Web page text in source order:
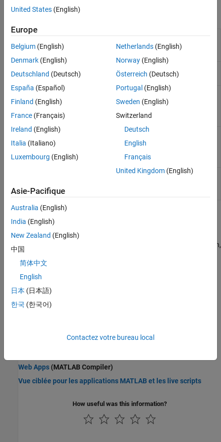
Fonctions
matlab.apputil.package
Package app files
into an
MLAPPINSTALL file
matlab.apputil.run
Run app installed
from an
matlab.apputil.getInstalledAppInfo
Uninstall app
Rubriques
Get and Create Apps
Find apps that come with your installed products, create your own,
or get apps as add-ons from the MATLAB File Exchange.
Ways to Share Apps
Share your packaged apps with others.
Package Apps in App Designer
Web Apps (MATLAB Compiler)
Vue ciblée pour les applications MATLAB et les live scripts
How useful was this information?
United States (English)
Europe
Belgium (English)
Denmark (English)
Deutschland (Deutsch)
España (Español)
Finland (English)
France (Français)
Ireland (English)
Italia (Italiano)
Luxembourg (English)
Netherlands(English)
Norway(English)
Österreich (Deutsch)
Portugal (English)
Sweden (English)
Switzerland
Deutsch
English
Français
United Kingdom(English)
Asie-Pacifique
Australia (English)
India (English)
New Zealand (English)
中国
简体中文
English
日本 (日本語)
한국 (한국어)
Contactez votre bureau local